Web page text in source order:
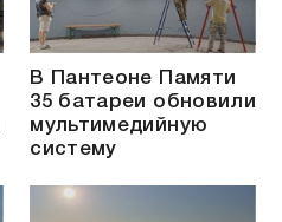
В Пантеоне Памяти
35 батареи обновили
мультимедийную
систему